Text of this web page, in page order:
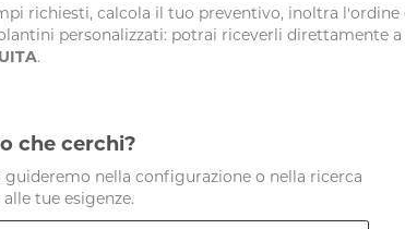
richiesti, calcola il tuo preventivo, inoltra
personalizzati: potrai riceverli direttamente
.
che cerchi?
nella configurazione o nella ricerca
tue esigenze.